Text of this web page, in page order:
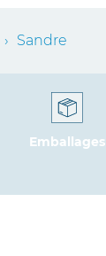
› Sandre
Emballages